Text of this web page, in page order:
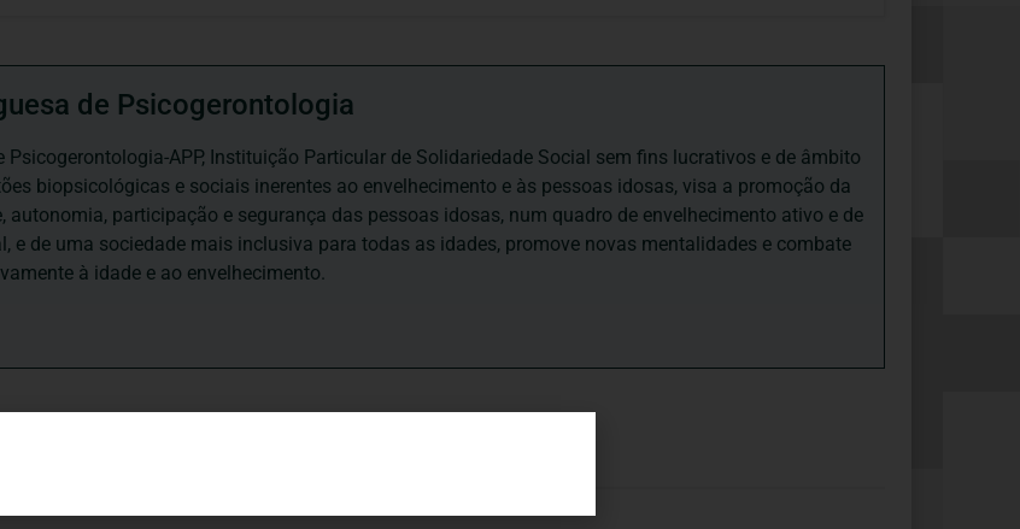
de Psicogerontologia
Psicogerontologia-APP, Instituição Particular de Solidariedade Social sem fins lucrativos e de âmbito
biopsicológicas e sociais inerentes ao envelhecimento e às pessoas idosas, visa a promoção da
autonomia, participação e segurança das pessoas idosas, num quadro de envelhecimento ativo e de
e de uma sociedade mais inclusiva para todas as idades, promove novas mentalidades e combate
à idade e ao envelhecimento.